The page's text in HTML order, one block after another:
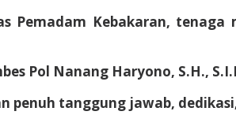
Pemadam Kebakaran,
Pol Nanang Haryono, S.H.,
penuh tanggung jawab,